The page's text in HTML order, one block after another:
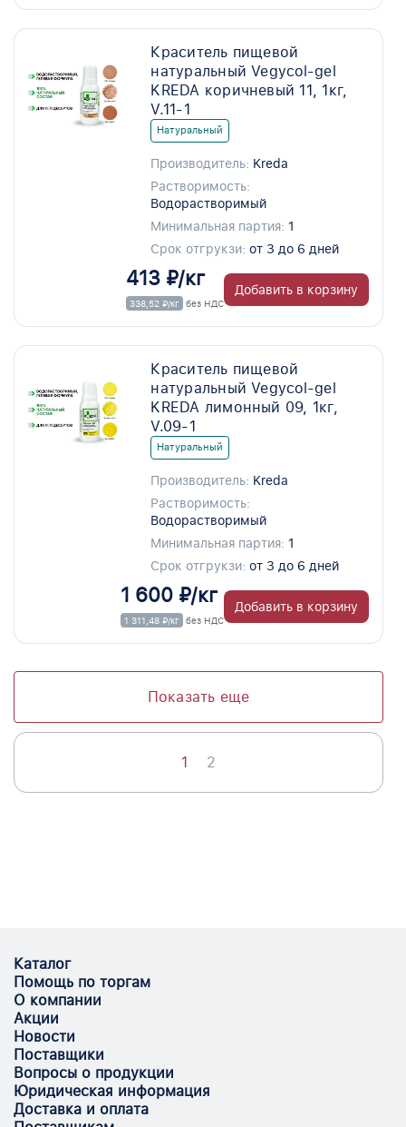
Краситель пищевой
натуральный Vegycol-gel
KREDA коричневый 11, 1кг,
V.11-1
Натуральный
Производитель: Kreda
Растворимость:
Водорастворимый
Минимальная партия: 1
Срок отгрукзи: от 3 до 6 дней
413 ₽/кг
338,52 ₽/кг без НДС
Добавить в корзину
Краситель пищевой
натуральный Vegycol-gel
KREDA лимонный 09, 1кг,
V.09-1
Натуральный
Производитель: Kreda
Растворимость:
Водорастворимый
Минимальная партия: 1
Срок отгрукзи: от 3 до 6 дней
1 600 ₽/кг
1 311,48 ₽/кг без НДС
Добавить в корзину
Показать еще
1 2
Каталог
Помощь по торгам
О компании
Акции
Новости
Поставщики
Вопросы о продукции
Юридическая информация
Доставка и оплата